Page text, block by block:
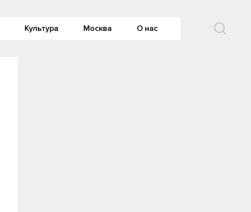
Культура Москва О нас